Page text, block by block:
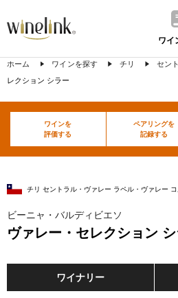
ワイ
ホーム ワインを探す チリ セン
レクション シラー
ワインを
評価する
ペアリングを
記録する
チリ セントラル・ヴァレー ラペル・ヴァレー
ビーニャ・バルディビエソ
ヴァレー・セレクション
ワイナリー